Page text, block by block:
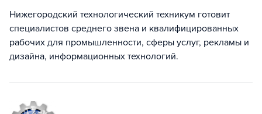
Нижегородский технологический техникум готовит
специалистов среднего звена и квалифицированных
рабочих для промышленности, сферы услуг, рекламы и
дизайна, информационных технологий.